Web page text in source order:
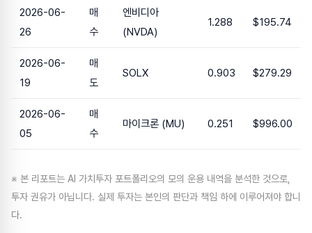
2026-06-
26
매
수
엔비디아
(NVDA)
1.288 $195.74
2026-06-
19
매
도
SOLX 0.903 $279.29
2026-06-
05
매
수
마이크론 (MU) 0.251 $996.00
※ 본 리포트는 AI 가치투자 포트폴리오의 모의 운용 내역을 분석한 것으로,
투자 권유가 아닙니다. 실제 투자는 본인의 판단과 책임 하에 이루어져야 합니
다.